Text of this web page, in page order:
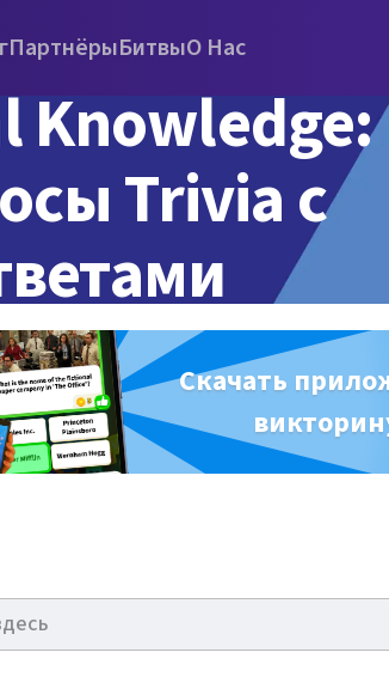
ПартнёрыБитвыО Нас
Knowledge:
Trivia с
Скачать